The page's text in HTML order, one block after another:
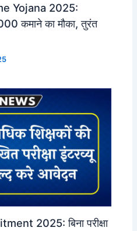
Yojana 2025:
कमाने का मौका, तुरंत
2025: बिना परीक्षा